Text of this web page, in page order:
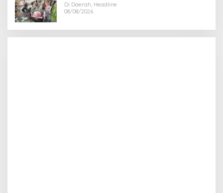
Di Daerah, Headline
08/08/2026